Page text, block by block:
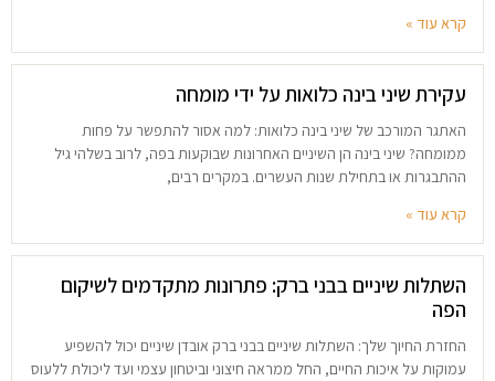
קרא עוד »
עקירת שיני בינה כלואות על ידי מומחה
האתגר המורכב של שיני בינה כלואות: למה אסור להתפשר על פחות
ממומחה? שיני בינה הן השיניים האחרונות שבוקעות בפה, לרוב בשלהי גיל
ההתבגרות או בתחילת שנות העשרים. במקרים רבים,
קרא עוד »
השתלות שיניים בבני ברק: פתרונות מתקדמים לשיקום
הפה
החזרת החיוך שלך: השתלות שיניים בבני ברק אובדן שיניים יכול להשפיע
עמוקות על איכות החיים, החל ממראה חיצוני וביטחון עצמי ועד ליכולת ללעוס